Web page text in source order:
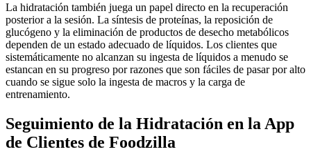
La hidratación también juega un papel directo en la recuperación
posterior a la sesión. La síntesis de proteínas, la reposición de
glucógeno y la eliminación de productos de desecho metabólicos
dependen de un estado adecuado de líquidos. Los clientes que
sistemáticamente no alcanzan su ingesta de líquidos a menudo se
estancan en su progreso por razones que son fáciles de pasar por alto
cuando se sigue solo la ingesta de macros y la carga de
entrenamiento.
Seguimiento de la Hidratación en la App
de Clientes de Foodzilla